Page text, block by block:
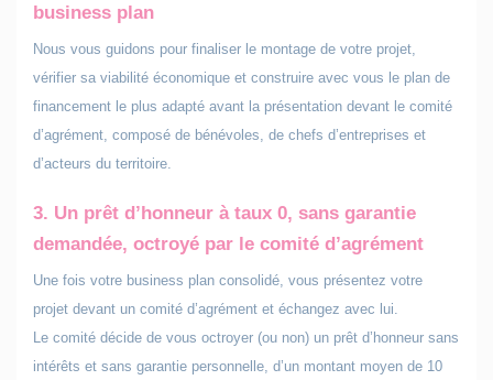
business plan
Nous vous guidons pour finaliser le montage de votre projet,
vérifier sa viabilité économique et construire avec vous le plan de
financement le plus adapté avant la présentation devant le comité
d’agrément, composé de bénévoles, de chefs d’entreprises et
d’acteurs du territoire.
3. Un prêt d’honneur à taux 0, sans garantie
demandée, octroyé par le comité d’agrément
Une fois votre business plan consolidé, vous présentez votre
projet devant un comité d’agrément et échangez avec lui.
Le comité décide de vous octroyer (ou non) un prêt d’honneur sans
intérêts et sans garantie personnelle, d’un montant moyen de 10